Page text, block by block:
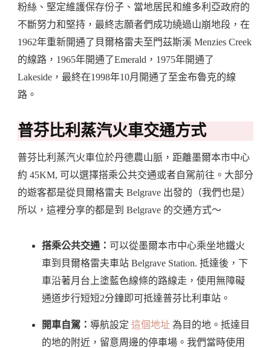
粉絲、堅定維護保存份子、當地居民和維多利亞政府的
不斷努力和堅持，最終志願者們成功繞過山崩地段，在
1962年重新開通了貝爾格雷夫至門茲斯溪 Menzies Creek
的線路，1965年開通了Emerald，1975年開通了
Lakeside，最終在1998年10月開通了至金布魯克的線
路。
普芬比利蒸汽火車交通方式
普芬比利蒸汽火車位於丹德農山脈，距離墨爾本市中心
約 45KM, 可以選擇搭乘公共交通或者自駕前往。大部分
的遊客都是從貝爾格雷夫 Belgrave 出發的（我們也是）
所以，這裡分享的都是到 Belgrave 的交通方式～
搭乘公共交通： 可以從墨爾本市中心乘坐地鐵火
車到貝爾格雷夫車站 Belgrave Station. 抵達後，下
車沿著月台上塗藍色線條的路線走，使用無障礙
通道步行短短2分鐘即可抵達普芬比利車站。
開車自駕： 導航設定 這個地址 為目的地。抵達目
的地的附近，留意周邊的停車場。我們當時使用